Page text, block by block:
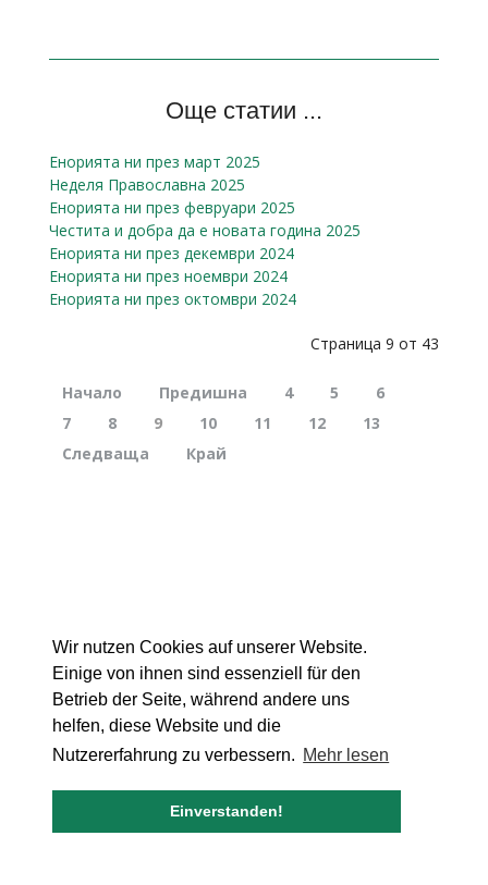
Wir nutzen Cookies auf unserer Website.
Einige von ihnen sind essenziell für den
Betrieb der Seite, während andere uns
helfen, diese Website und die
Nutzererfahrung zu verbessern. Mehr lesen
Einverstanden!
Още статии ...
Енорията ни през март 2025
Неделя Православна 2025
Енорията ни през февруари 2025
Честита и добра да е новата година 2025
Енорията ни през декември 2024
Енорията ни през ноември 2024
Енорията ни през октомври 2024
Страница 9 от 43
Начало Предишна 4 5
6
7
8 9 10 11 12
13
Следваща
Край